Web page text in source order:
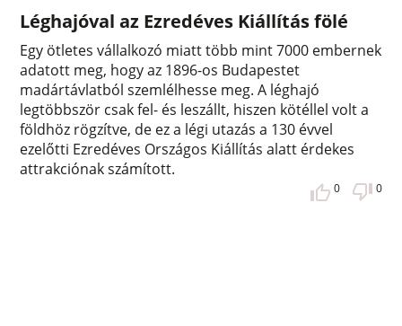
Léghajóval az Ezredéves Kiállítás fölé
Egy ötletes vállalkozó miatt több mint 7000 embernek
adatott meg, hogy az 1896-os Budapestet
madártávlatból szemlélhesse meg. A léghajó
legtöbbször csak fel- és leszállt, hiszen kötéllel volt a
földhöz rögzítve, de ez a légi utazás a 130 évvel
ezelőtti Ezredéves Országos Kiállítás alatt érdekes
attrakciónak számított.
0 0